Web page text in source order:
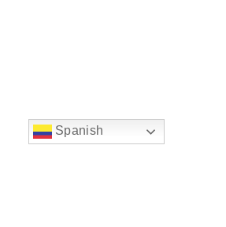
Spanish